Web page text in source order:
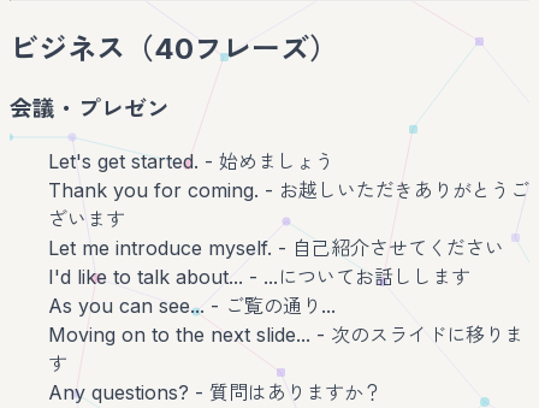
ビジネス（40フレーズ）
会議・プレゼン
Let's get started. - 始めましょう
Thank you for coming. - お越しいただきありがとうご
ざいます
Let me introduce myself. - 自己紹介させてください
I'd like to talk about... - ...についてお話しします
As you can see... - ご覧の通り...
Moving on to the next slide... - 次のスライドに移りま
す
Any questions? - 質問はありますか？